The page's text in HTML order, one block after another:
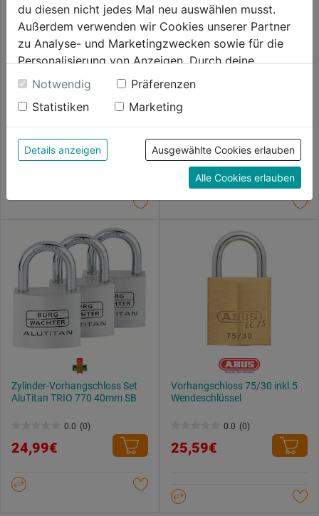
Vorhangschloss Diskus
84IB/40 inkl.2 Schlüssel
(0)
0.0
Sternen.
23,59€
Vorhangschloss Profi Messing
116 40mm Z1 GL
0.0 (0)
0.0
Sternen.
24,99€
Zylinder-Vorhangschloss Set
AluTitan TRIO 770 40mm SB
0.0 (0)
von
Sternen.
24,99€
Vorhangschloss 75/30 inkl.5
Wendeschlüssel
0.0 (0)
von
25,59€
du diesen nicht jedes Mal neu auswählen musst.
Außerdem verwenden wir Cookies unserer Partner
zu Analyse- und Marketingzwecken sowie für die
Personalisierung von Anzeigen. Durch deine
Einwilligung werden die Daten von Drittanbieter,
unter anderem auch in den USA, verarbeitet.
Durch Klick auf "Alle Cookies erlauben" stimmst du
der Verwendung aller Cookies zu. Unter "Details
anzeigen" findest du alle Infos zu den
unterschiedlichen Cookies, unter "Cookies
Konfigurieren" kannst du auswählen, welche Cookies
du zulassen möchtest und welche nicht.
Weitere Informationen findest du in unserer
Datenschutzerklärung
Notwendig
Präferenzen
Statistiken
Marketing
Details anzeigen Ausgewählte Cookies erlauben
Alle Cookies erlauben